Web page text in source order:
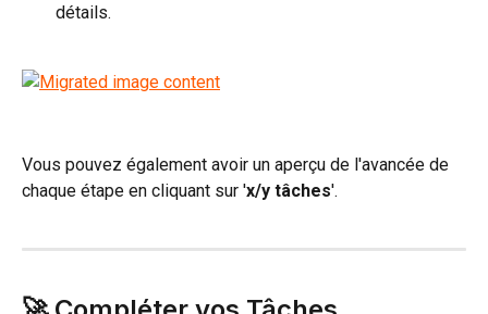
détails.
Vous pouvez également avoir un aperçu de l'avancée de
chaque étape en cliquant sur 'x/y tâches'.